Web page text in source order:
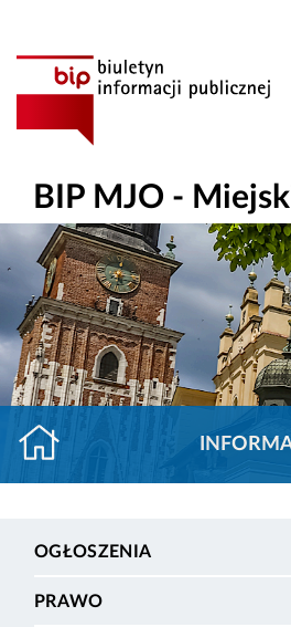
BIP MJO -
OGŁOSZENIA
PRAWO